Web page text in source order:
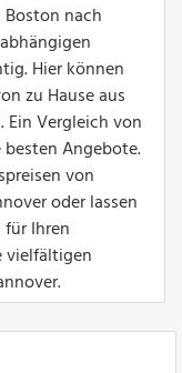
nach
Hier können
zu Hause aus
Ein Vergleich von
Angebote.
von
oder lassen
Ihren
vielfältigen